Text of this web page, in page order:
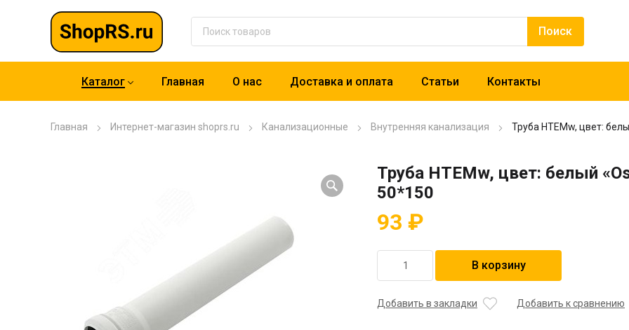
Каталог Главная О нас Доставка и оплата Статьи Контакты
Главная Интернет-магазин shoprs.ru Канализационные Внутренняя канализация Труба HTEMw, цвет:
Труба HTEMw, цвет: белый
50*150
93 ₽
товара
HTEMw,
В корзину
Добавить в закладки Добавить к сравнению